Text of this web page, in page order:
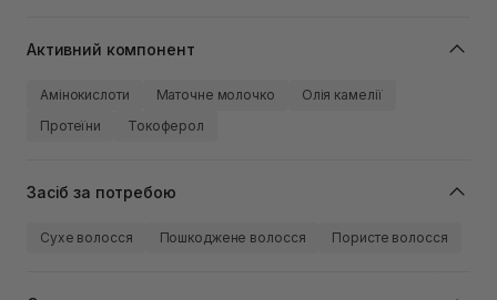
Активний компонент
Амінокислоти Маточне молочко
Олія камелії
Протеїни
Токоферол
Засіб за потребою
Сухе волосся Пошкоджене волосся Пористе волосся